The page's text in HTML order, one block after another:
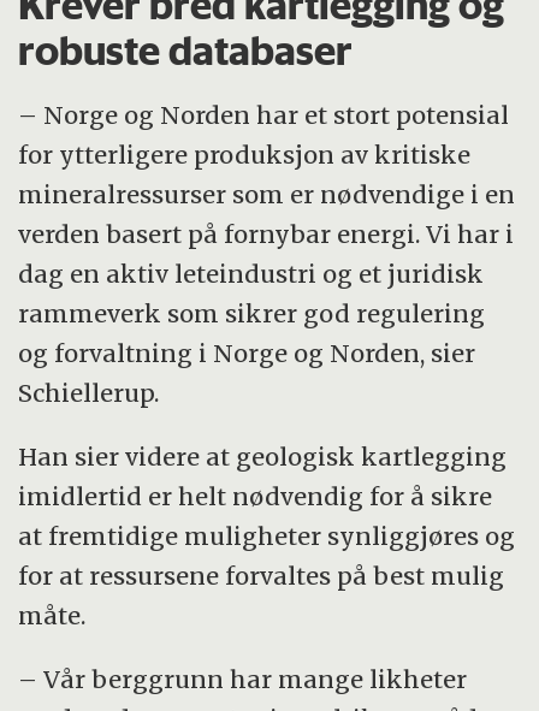
robuste databaser
– Norge og Norden har et stort potensial
for ytterligere produksjon av kritiske
mineralressurser som er nødvendige i en
verden basert på fornybar energi. Vi har i
dag en aktiv leteindustri og et juridisk
rammeverk som sikrer god regulering
og forvaltning i Norge og Norden, sier
Schiellerup.
Han sier videre at geologisk kartlegging
imidlertid er helt nødvendig for å sikre
at fremtidige muligheter synliggjøres og
for at ressursene forvaltes på best mulig
måte.
– Vår berggrunn har mange likheter